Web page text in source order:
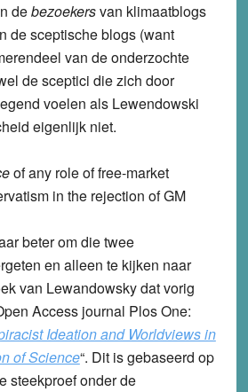
debezoekersvan klimaatblogs
de sceptische blogs (want
van de onderzochte
de sceptici die zich door
voelen als Lewendowski
eigenlijk niet.
of any role of free-market
in the rejection of GM
beter om die twee
en alleen te kijken naar
van Lewandowsky dat vorig
Access journal Plos One:
Ideation and Worldviews in
of Science“. Dit is gebaseerd op
steekproef onder de